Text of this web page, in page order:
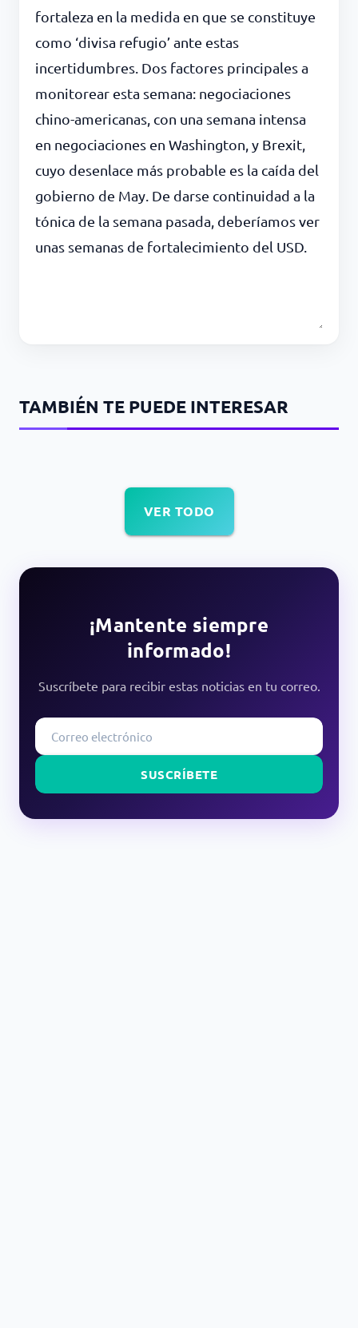
fortaleza en la medida en que se constituye
como ‘divisa refugio’ ante estas
incertidumbres. Dos factores principales a
monitorear esta semana: negociaciones
chino-americanas, con una semana intensa
en negociaciones en Washington, y Brexit,
cuyo desenlace más probable es la caída del
gobierno de May. De darse continuidad a la
tónica de la semana pasada, deberíamos ver
unas semanas de fortalecimiento del USD.
TAMBIÉN TE PUEDE INTERESAR
VER TODO
¡Mantente siempre
informado!
Suscríbete para recibir estas noticias en tu correo.
SUSCRÍBETE